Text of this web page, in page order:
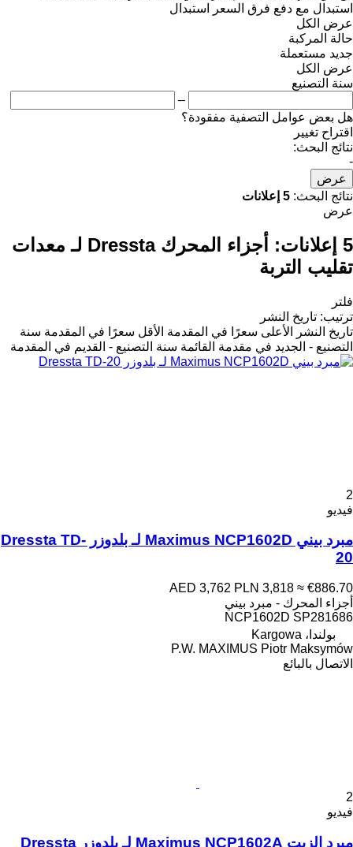
استبدال مع دفع فرق السعر
استبدال
عرض الكل
حالة المركبة
جديد مستعملة
عرض الكل
سنة التصنيع
–
هل بعض عوامل التصفية مفقودة؟
اقتراح تغيير
نتائج البحث:
-
عرض
نتائج البحث: 5 إعلانات
عرض
5 إعلانات:
أجزاء المحرك Dressta لـ معدات
تقليب التربة
فلتر
ترتيب: تاريخ النشر
تاريخ النشر
الأعلى سعرًا في المقدمة الأقل سعرًا في المقدمة سنة
التصنيع - الجديد في مقدمة القائمة سنة التصنيع - القديم في المقدمة
2
فيديو
مبرد بيني Maximus NCP1602D لـ بلدوزر Dressta TD-
20
AED 3,762 PLN 3,818 ≈ €886.70
أجزاء المحرك - مبرد بيني
NCP1602D SP281686
بولندا، Kargowa
P.W. MAXIMUS Piotr Maksymów
الاتصال بالبائع
2
فيديو
مبرد الزيت Maximus NCP1602A لـ بلدوزر Dressta